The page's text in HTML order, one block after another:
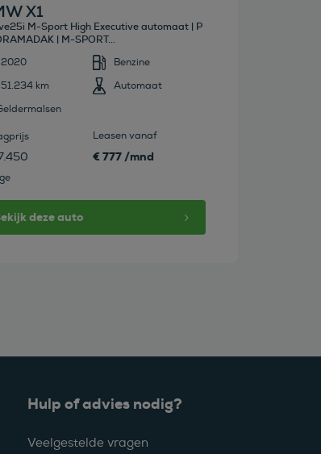
X1
M-Sport High Executive automaat | P
| M-SPORT...
2020
Benzine
51.234 km
Automaat
Leasen vanaf
€ 777 /mnd
deze auto
Hulp of advies nodig?
Veelgestelde vragen